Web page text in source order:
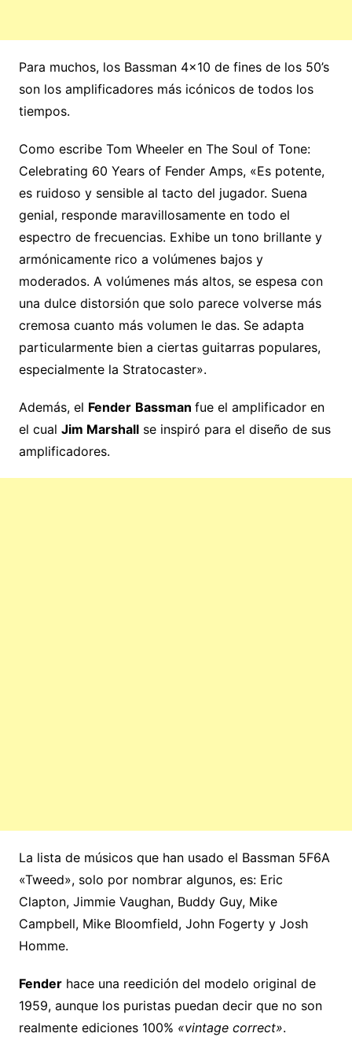
Para muchos, los Bassman 4×10 de fines de los 50’s
son los amplificadores más icónicos de todos los
tiempos.
Como escribe Tom Wheeler en The Soul of Tone:
Celebrating 60 Years of Fender Amps, «Es potente,
es ruidoso y sensible al tacto del jugador. Suena
genial, responde maravillosamente en todo el
espectro de frecuencias. Exhibe un tono brillante y
armónicamente rico a volúmenes bajos y
moderados. A volúmenes más altos, se espesa con
una dulce distorsión que solo parece volverse más
cremosa cuanto más volumen le das. Se adapta
particularmente bien a ciertas guitarras populares,
especialmente la Stratocaster».
Además, el Fender Bassman fue el amplificador en
el cual Jim Marshallse inspiró para el diseño de sus
amplificadores.
La lista de músicos que han usado el Bassman 5F6A
«Tweed», solo por nombrar algunos, es: Eric
Clapton, Jimmie Vaughan, Buddy Guy, Mike
Campbell, Mike Bloomfield, John Fogerty y Josh
Homme.
Fenderhace una reedición del modelo original de
1959, aunque los puristas puedan decir que no son
realmente ediciones 100% «vintage correct».